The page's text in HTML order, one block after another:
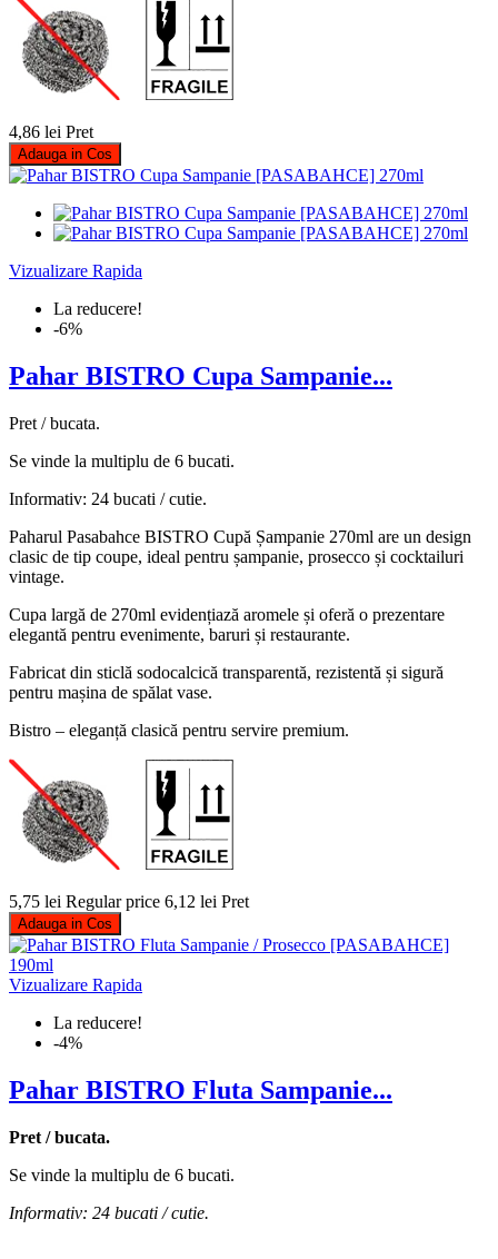
4,86 lei Pret
Adauga in Cos
Vizualizare Rapida
La reducere!
-6%
Pahar BISTRO Cupa Sampanie...
Pret / bucata.
Se vinde la multiplu de 6 bucati.
Informativ: 24 bucati / cutie.
Paharul Pasabahce BISTRO Cupă Șampanie 270ml are un design
clasic de tip coupe, ideal pentru șampanie, prosecco și cocktailuri
vintage.
Cupa largă de 270ml evidențiază aromele și oferă o prezentare
elegantă pentru evenimente, baruri și restaurante.
Fabricat din sticlă sodocalcică transparentă, rezistentă și sigură
pentru mașina de spălat vase.
Bistro – eleganță clasică pentru servire premium.
5,75 lei Regular price 6,12 lei Pret
Adauga in Cos
Vizualizare Rapida
La reducere!
-4%
Pahar BISTRO Fluta Sampanie...
Pret / bucata.
Se vinde la multiplu de 6 bucati.
Informativ: 24 bucati / cutie.